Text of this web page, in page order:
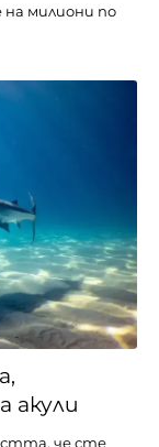
милиони по
акули
че сте